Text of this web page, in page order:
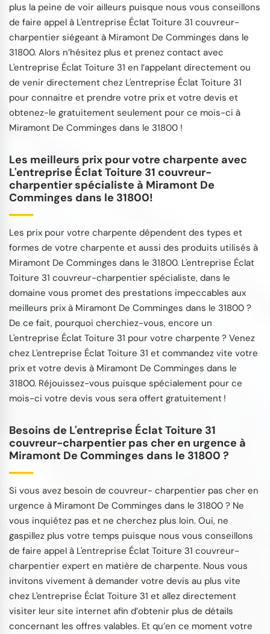
plus la peine de voir ailleurs puisque nous vous conseillons
de faire appel à L'entreprise Éclat Toiture 31 couvreur-
charpentier siégeant à Miramont De Comminges dans le
31800. Alors n’hésitez plus et prenez contact avec
L'entreprise Éclat Toiture 31 en l’appelant directement ou
de venir directement chez L'entreprise Éclat Toiture 31
pour connaitre et prendre votre prix et votre devis et
obtenez-le gratuitement seulement pour ce mois-ci à
Miramont De Comminges dans le 31800 !
Les meilleurs prix pour votre charpente avec
L'entreprise Éclat Toiture 31 couvreur-
charpentier spécialiste à Miramont De
Comminges dans le 31800!
Les prix pour votre charpente dépendent des types et
formes de votre charpente et aussi des produits utilisés à
Miramont De Comminges dans le 31800. L'entreprise Éclat
Toiture 31 couvreur-charpentier spécialiste, dans le
domaine vous promet des prestations impeccables aux
meilleurs prix à Miramont De Comminges dans le 31800 ?
De ce fait, pourquoi cherchiez-vous, encore un
L'entreprise Éclat Toiture 31 pour votre charpente ? Venez
chez L'entreprise Éclat Toiture 31 et commandez vite votre
prix et votre devis à Miramont De Comminges dans le
31800. Réjouissez-vous puisque spécialement pour ce
mois-ci votre devis vous sera offert gratuitement !
Besoins de L'entreprise Éclat Toiture 31
couvreur-charpentier pas cher en urgence à
Miramont De Comminges dans le 31800 ?
Si vous avez besoin de couvreur- charpentier pas cher en
urgence à Miramont De Comminges dans le 31800 ? Ne
vous inquiétez pas et ne cherchez plus loin. Oui, ne
gaspillez plus votre temps puisque nous vous conseillons
de faire appel à L'entreprise Éclat Toiture 31 couvreur-
charpentier expert en matière de charpente. Nous vous
invitons vivement à demander votre devis au plus vite
chez L'entreprise Éclat Toiture 31 et allez directement
visiter leur site internet afin d’obtenir plus de détails
concernant les offres valables. Et qu’en ce moment votre